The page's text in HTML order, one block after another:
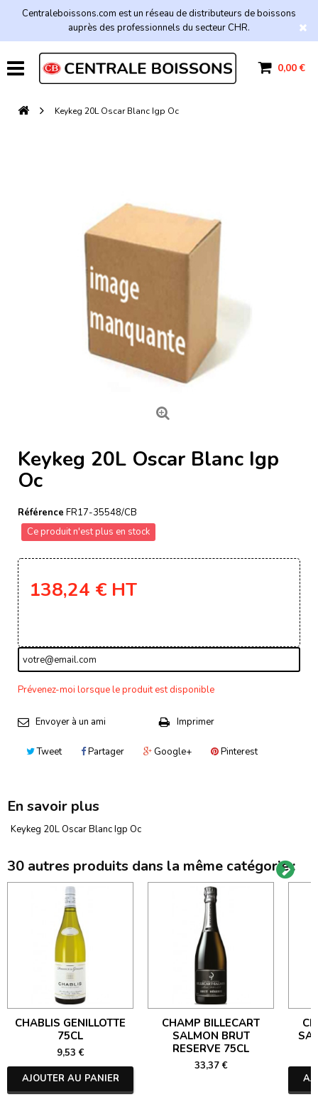
Centraleboissons.com est un réseau de distributeurs de boissons
auprès des professionnels du secteur CHR.
0,00 €
Keykeg 20L Oscar Blanc Igp Oc
Keykeg 20L Oscar Blanc Igp
Oc
Référence FR17-35548/CB
Ce produit n'est plus en stock
138,24 € HT
Prévenez-moi lorsque le produit est disponible
Envoyer à un ami Imprimer
Tweet Partager Google+ Pinterest
En savoir plus
Keykeg 20L Oscar Blanc Igp Oc
30 autres produits dans la même catégorie :
CHABLIS GENILLOTTE
75CL
9,53 €
AJOUTER AU PANIER
CHAMP BILLECART
SALMON BRUT
RESERVE 75CL
33,37 €